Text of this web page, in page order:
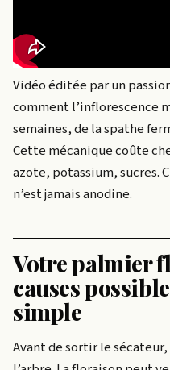
Vidéo éditée par un
comment l’inflorescence
semaines, de la spathe
Cette mécanique coûte
azote, potassium, sucres.
n’est jamais anodine.
Votre palmier
causes
simple
Avant de sortir le